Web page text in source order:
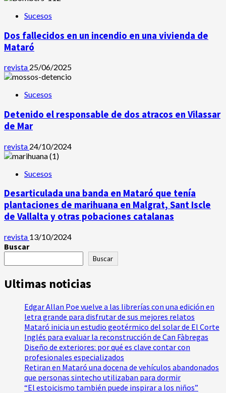
Sucesos
Dos fallecidos en un incendio en una vivienda de
Mataró
revista 25/06/2025
Sucesos
Detenido el responsable de dos atracos en Vilassar
de Mar
revista 24/10/2024
Sucesos
Desarticulada una banda en Mataró que tenía
plantaciones de marihuana en Malgrat, Sant Iscle
de Vallalta y otras pobaciones catalanas
revista 13/10/2024
Buscar
Buscar
Ultimas noticias
Edgar Allan Poe vuelve a las librerías con una edición en
letra grande para disfrutar de sus mejores relatos
Mataró inicia un estudio geotérmico del solar de El Corte
Inglés para evaluar la reconstrucción de Can Fàbregas
Diseño de exteriores: por qué es clave contar con
profesionales especializados
Retiran en Mataró una docena de vehículos abandonados
que personas sintecho utilizaban para dormir
“El estoicismo también puede inspirar a los niños”